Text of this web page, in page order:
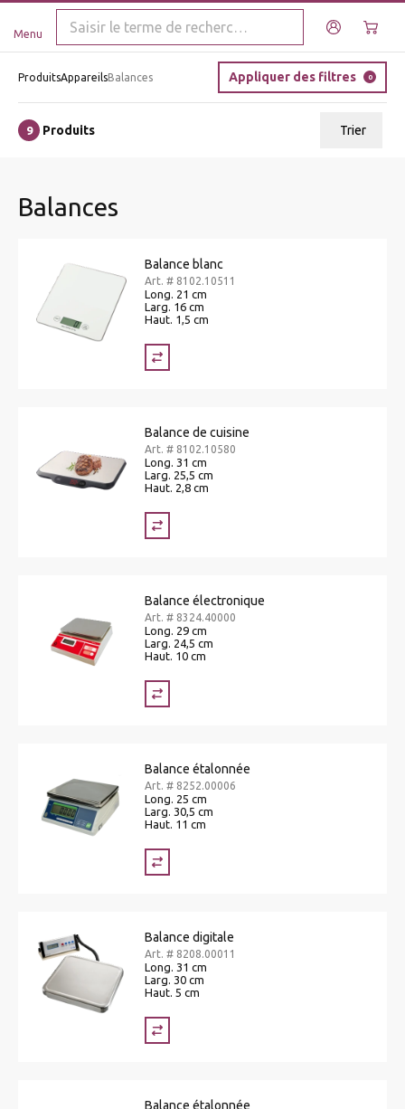
Menu
ProduitsAppareilsBalances Appliquer des filtres 0
9 Produits Trier
Balances
Balance blanc
Art. # 8102.10511
Long. 21 cm
Larg. 16 cm
Haut. 1,5 cm
Balance de cuisine
Art. # 8102.10580
Long. 31 cm
Larg. 25,5 cm
Haut. 2,8 cm
Balance électronique
Art. # 8324.40000
Long. 29 cm
Larg. 24,5 cm
Haut. 10 cm
Balance étalonnée
Art. # 8252.00006
Long. 25 cm
Larg. 30,5 cm
Haut. 11 cm
Balance digitale
Art. # 8208.00011
Long. 31 cm
Larg. 30 cm
Haut. 5 cm
Balance étalonnée